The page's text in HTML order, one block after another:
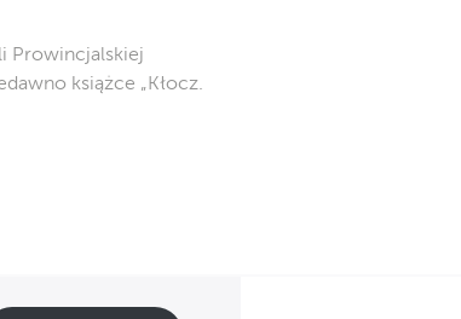
Prowincjalskiej
książce „Kłocz.